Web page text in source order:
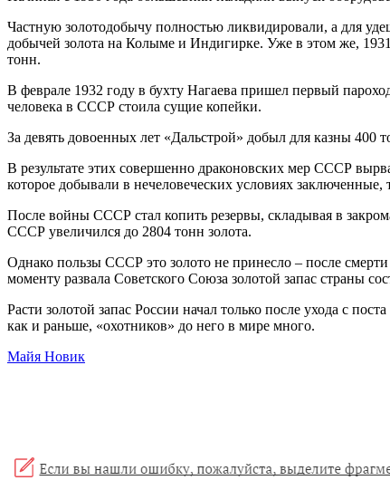
Частную золотодобычу полностью ликвидировали, а для
добычей золота на Колыме и Индигирке. Уже в этом же,
тонн.
В феврале 1932 году в бухту Нагаева пришел первый
человека в СССР стоила сущие копейки.
За девять довоенных лет «Дальстрой» добыл для казны 400
В результате этих совершенно драконовских мер СССР
которое добывали в нечеловеческих условиях
После войны СССР стал копить резервы, складывая в
СССР увеличился до 2804 тонн золота.
Однако пользы СССР это золото не принесло – после
моменту развала Советского Союза золотой запас страны
Расти золотой запас России начал только после ухода с
как и раньше, «охотников» до него в мире много.
Майя Новик